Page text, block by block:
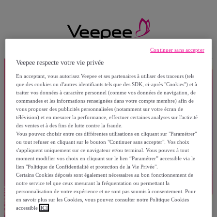
Veepee respecte votre vie privée
En acceptant, vous autorisez Veepee et ses partenaires à utiliser des traceurs (tels
que des cookies ou d'autres identifiants tels que des SDK, ci-après "Cookies") et à
traiter vos données à caractère personnel (comme vos données de navigation, de
commandes et les informations renseignées dans votre compte membre) afin de
vous proposer des publicités personnalisées (notamment sur votre écran de
télévision) et en mesurer la performance, effectuer certaines analyses sur l'activité
des ventes et à des fins de lutte contre la fraude.
Vous pouvez choisir entre ces différentes utilisations en cliquant sur "Paramétrer"
ou tout refuser en cliquant sur le bouton "Continuer sans accepter". Vos choix
s'appliquent uniquement sur ce navigateur et/ou terminal. Vous pouvez à tout
moment modifier vos choix en cliquant sur le lien “Paramétrer” accessible via le
lien "Politique de Confidentialité et protection de la Vie Privée".
Certains Cookies déposés sont également nécessaires au bon fonctionnement de
notre service tel que ceux mesurant la fréquentation ou permettant la
personnalisation de votre expérience et ne sont pas soumis à consentement. Pour
en savoir plus sur les Cookies, vous pouvez consulter notre Politique Cookies
accessible ICI
Continuer sans accepter